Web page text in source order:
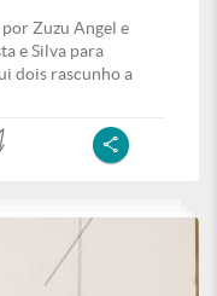
Zuzu Angel e
e Silva para
dois rascunho a